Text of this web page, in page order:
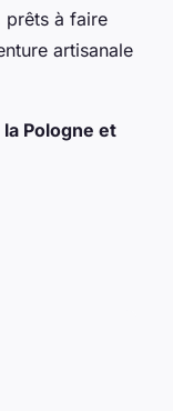
prêts à faire
artisanale
Pologne et